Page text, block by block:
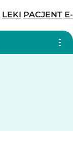
LEKI PACJENT E-